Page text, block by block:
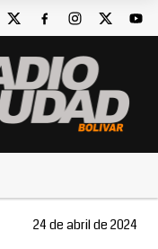
24 de abril de 2024